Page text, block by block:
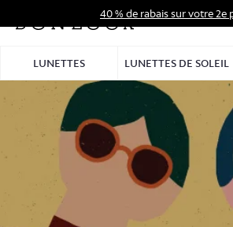
au
40 % de rabais sur votre 2e
LUNETTES LUNETTES DE SOLEIL